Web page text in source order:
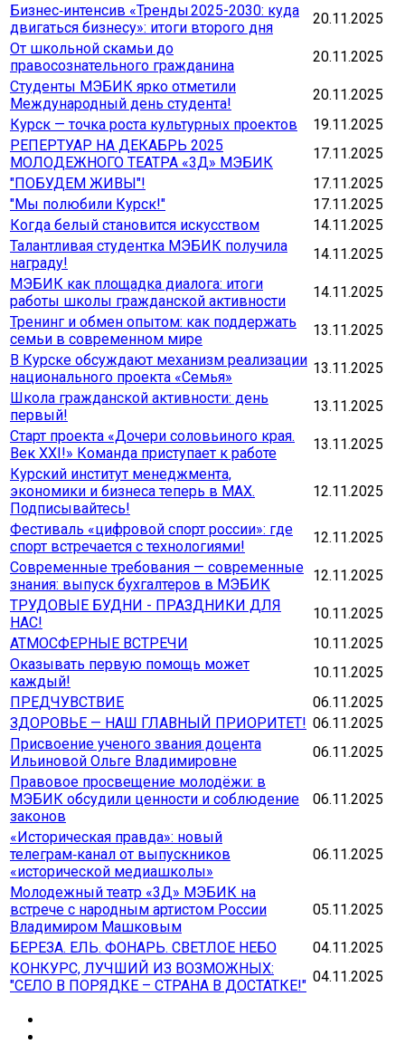
Бизнес‑интенсив «Тренды 2025-2030: куда
двигаться бизнесу»: итоги второго дня
20.11.2025
От школьной скамьи до
правосознательного гражданина
20.11.2025
Студенты МЭБИК ярко отметили
Международный день студента!
20.11.2025
Курск — точка роста культурных проектов
19.11.2025
РЕПЕРТУАР НА ДЕКАБРЬ 2025
МОЛОДЕЖНОГО ТЕАТРА «3Д» МЭБИК
17.11.2025
"ПОБУДЕМ ЖИВЫ"!
17.11.2025
"Мы полюбили Курск!"
17.11.2025
Когда белый становится искусством
14.11.2025
Талантливая студентка МЭБИК получила
награду!
14.11.2025
МЭБИК как площадка диалога: итоги
работы школы гражданской активности
14.11.2025
Тренинг и обмен опытом: как поддержать
семьи в современном мире
13.11.2025
В Курске обсуждают механизм реализации
национального проекта «Семья»
13.11.2025
Школа гражданской активности: день
первый!
13.11.2025
Старт проекта «Дочери соловьиного края.
Век XXI!» Команда приступает к работе
13.11.2025
Курский институт менеджмента,
экономики и бизнеса теперь в MAX.
Подписывайтесь!
12.11.2025
Фестиваль «цифровой спорт россии»: где
спорт встречается с технологиями!
12.11.2025
Современные требования — современные
знания: выпуск бухгалтеров в МЭБИК
12.11.2025
ТРУДОВЫЕ БУДНИ - ПРАЗДНИКИ ДЛЯ
НАС!
10.11.2025
АТМОСФЕРНЫЕ ВСТРЕЧИ
10.11.2025
Оказывать первую помощь может
каждый!
10.11.2025
ПРЕДЧУВСТВИЕ
06.11.2025
ЗДОРОВЬЕ — НАШ ГЛАВНЫЙ ПРИОРИТЕТ! 06.11.2025
Присвоение ученого звания доцента
Ильиновой Ольге Владимировне
06.11.2025
Правовое просвещение молодёжи: в
МЭБИК обсудили ценности и соблюдение
законов
06.11.2025
«Историческая правда»: новый
телеграм‑канал от выпускников
«исторической медиашколы»
06.11.2025
Молодежный театр «3Д» МЭБИК на
встрече с народным артистом России
Владимиром Машковым
05.11.2025
БЕРЕЗА. ЕЛЬ. ФОНАРЬ. СВЕТЛОЕ НЕБО
04.11.2025
КОНКУРС, ЛУЧШИЙ ИЗ ВОЗМОЖНЫХ:
"СЕЛО В ПОРЯДКЕ – СТРАНА В ДОСТАТКЕ!"
04.11.2025